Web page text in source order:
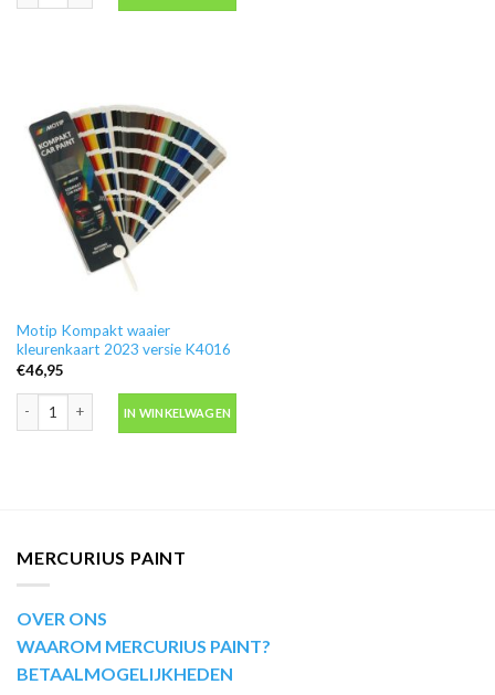
Motip Kompakt waaier
kleurenkaart 2023 versie K4016
€46,95
IN WINKELWAGEN
MERCURIUS PAINT
OVER ONS
WAAROM MERCURIUS PAINT?
BETAALMOGELIJKHEDEN